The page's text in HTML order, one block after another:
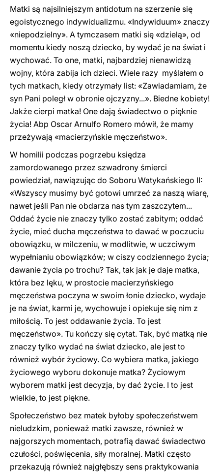
Matki są najsilniejszym antidotum na szerzenie się
egoistycznego indywidualizmu. «Indywiduum» znaczy
«niepodzielny». A tymczasem matki się «dzielą», od
momentu kiedy noszą dziecko, by wydać je na świat i
wychować. To one, matki, najbardziej nienawidzą
wojny, która zabija ich dzieci. Wiele razy myślałem o
tych matkach, kiedy otrzymały list: «Zawiadamiam, że
syn Pani poległ w obronie ojczyzny...». Biedne kobiety!
Jakże cierpi matka! One dają świadectwo o pięknie
życia! Abp Oscar Arnulfo Romero mówił, że mamy
przeżywają «macierzyńskie męczeństwo».
W homilii podczas pogrzebu księdza
zamordowanego przez szwadrony śmierci
powiedział, nawiązując do Soboru Watykańskiego II:
«Wszyscy musimy być gotowi umrzeć za naszą wiarę,
nawet jeśli Pan nie obdarza nas tym zaszczytem...
Oddać życie nie znaczy tylko zostać zabitym; oddać
życie, mieć ducha męczeństwa to dawać w poczuciu
obowiązku, w milczeniu, w modlitwie, w uczciwym
wypełnianiu obowiązków; w ciszy codziennego życia;
dawanie życia po trochu? Tak, tak jak je daje matka,
która bez lęku, w prostocie macierzyńskiego
męczeństwa poczyna w swoim łonie dziecko, wydaje
je na świat, karmi je, wychowuje i opiekuje się nim z
miłością. To jest oddawanie życia. To jest
męczeństwo». Tu kończy się cytat. Tak, być matką nie
znaczy tylko wydać na świat dziecko, ale jest to
również wybór życiowy. Co wybiera matka, jakiego
życiowego wyboru dokonuje matka? Życiowym
wyborem matki jest decyzja, by dać życie. I to jest
wielkie, to jest piękne.
Społeczeństwo bez matek byłoby społeczeństwem
nieludzkim, ponieważ matki zawsze, również w
najgorszych momentach, potrafią dawać świadectwo
czułości, poświęcenia, siły moralnej. Matki często
przekazują również najgłębszy sens praktykowania